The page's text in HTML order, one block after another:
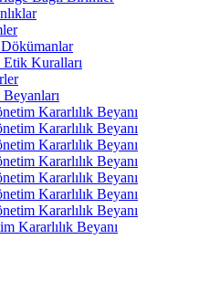
Kuralları
Kararlılık Beyanı
Kararlılık Beyanı
Kararlılık Beyanı
Kararlılık Beyanı
Kararlılık Beyanı
Kararlılık Beyanı
Kararlılık Beyanı
Kararlılık Beyanı